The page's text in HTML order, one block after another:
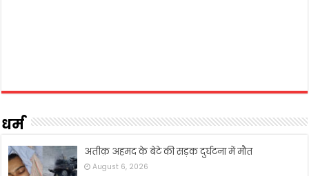
धर्म
अतीक़ अहमद के बेटे की सड़क दुर्घटना में मौत
August 6, 2026